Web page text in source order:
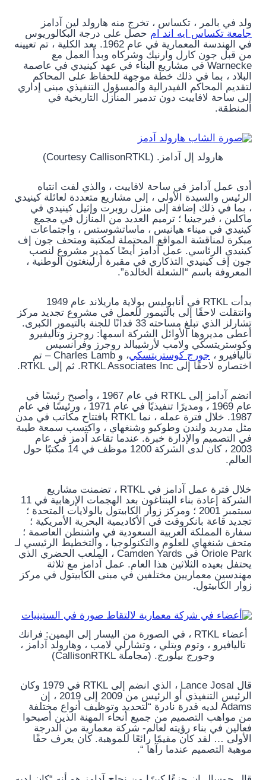
ولد في بالمر ، تكساس ، تخرج منه هارولد لين آدامز
جامعة تكساس ايه اند ام حصل على درجة البكالوريوس
في الهندسة المعمارية في عام 1962. بعد الكلية ، تم تعيينه
من قبل جون كارل وارنيك وشركاه وبدأ العمل مع
Warnecke في مشاريع البناء في عهد كينيدي في عاصمة
البلاد ، بما في ذلك خطة موجهة للحفاظ على المحاكم
لتقديم المحاكم الفيدرالية والمسؤول التنفيذي مبنى إداري
إلى ساحة لافاييت دون تدمير المنازل التاريخية في
المنطقة.
هارولد إل آدامز. (Courtesy CallisonRTKL)
أدى عمل آدامز في ساحة لافاييت ، والذي لفت انتباه
الرئيس والسيدة الأولى ، إلى مشاريع متعددة لعائلة كينيدي
، بما في ذلك إضافة إلى منزل روبرت وإثيل كينيدي في
ماكلين ، فيرجينيا ؛ ترميم العديد من المنازل في مجمع
كينيدي في ميناء هيانيس ، ماساتشوستس ، واجتماعات
مبكرة لمناقشة المواقع المحتملة لمكتبة ومتحف جون إف
كينيدي الرئاسي. عمل آدامز أيضًا كمدير مشروع لنصب
جون إف كينيدي التذكاري في مقبرة أرلينغتون الوطنية ،
المعروفة باسم “الشعلة الخالدة”.
بدأت RTKL في أنابوليس بولاية ماريلاند عام 1949
وانتقلت لاحقًا إلى بالتيمور للعمل في مشروع تجديد مركز
تشارلز الذي تبلغ مساحته 33 فدانًا للجنة بالتيمور الكبرى.
أعطى مديروها الأوائل الشركة اسمها: روجرز وتاليفيرو
وكوستريتسكي ولامب لأرشيبالد روجرز وفرانسيس
تاليافيرو ، جورج كوستريتسكي
، و Charles Lamb – تم
اختصاره لاحقًا إلى RTKL Associates Inc. ثم إلى RTKL.
انضم آدامز إلى RTKL في عام 1967 ، وأصبح رئيسًا في
عام 1969 ، ومديرًا تنفيذيًا في عام 1971 ، ورئيسًا في عام
1987. خلال فترة عمله ، نما RTKL بافتتاح مكاتب في مدن
مثل مدريد ولندن وطوكيو وشنغهاي ، واكتسب سمعة طيبة
في التصميم والإدارة خبرة. عندما تقاعد آدمز في عام
2003 ، كان لدى الشركة 1200 موظف في 14 مكتبًا حول
العالم.
خلال فترة عمل آدامز في RTKL ، تضمنت مشاريع
الشركة إعادة بناء البنتاغون بعد الهجمات الإرهابية في 11
سبتمبر 2001 ؛ ومركز زوار الكابيتول بالولايات المتحدة ؛
تجديد قاعة بانكروفت في الأكاديمية البحرية الأمريكية ؛
سفارة المملكة العربية السعودية في واشنطن العاصمة ؛
متحف شنغهاي للعلوم والتكنولوجيا ، والتخطيط الرئيسي لـ
Oriole Park في Camden Yards ، الملعب الحضري الذي
يحتفل بعيده الثلاثين هذا العام. عمل آدامز مع ثلاثة
مهندسين معماريين مختلفين في مبنى الكابيتول في مركز
زوار الكابيتول.
أعضاء RTKL ، في الصورة من اليسار إلى اليمين: فرانك
تاليافيرو ، وتوم ويتلي ، وتشارلي لامب ، وهارولد آدامز ،
وجورج بيلورج. (مجاملة CallisonRTKL)
قال Lance Josal ، الذي انضم إلى RTKL في 1979 وكان
الرئيس التنفيذي أو الرئيس من 2009 إلى 2019 ، إن
Adams لديه قدرة نادرة “لتحديد وتوظيف أنواع مختلفة
من مواهب التصميم من جميع أنحاء المهنة الذين أصبحوا
فعالين في بناء رؤيته لعالم- شركة معمارية من الدرجة
الأولى … لقد كان مقيمًا رائعًا للموهبة. كان يعرف حقًا
موهبة التصميم عندما رآها “.